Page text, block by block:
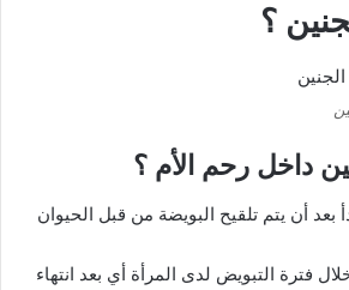
؟
داخل رحم الأم ؟
بعد أن يتم تلقيح البويضة من قبل الحيوان
فترة التبويض لدى المرأة أي بعد انتهاء